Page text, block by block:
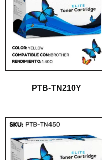
PTB-TN210Y